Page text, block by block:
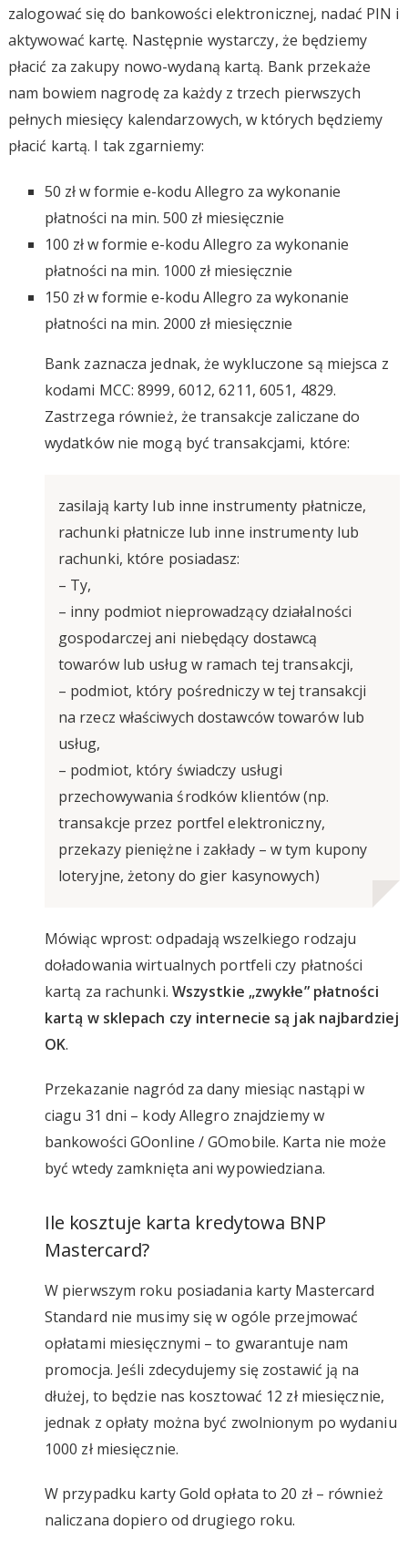
zalogować się do bankowości elektronicznej, nadać PIN i
aktywować kartę. Następnie wystarczy, że będziemy
płacić za zakupy nowo-wydaną kartą. Bank przekaże
nam bowiem nagrodę za każdy z trzech pierwszych
pełnych miesięcy kalendarzowych, w których będziemy
płacić kartą. I tak zgarniemy:
50 zł w formie e-kodu Allegro za wykonanie
płatności na min. 500 zł miesięcznie
100 zł w formie e-kodu Allegro za wykonanie
płatności na min. 1000 zł miesięcznie
150 zł w formie e-kodu Allegro za wykonanie
płatności na min. 2000 zł miesięcznie
Bank zaznacza jednak, że wykluczone są miejsca z
kodami MCC: 8999, 6012, 6211, 6051, 4829.
Zastrzega również, że transakcje zaliczane do
wydatków nie mogą być transakcjami, które:
zasilają karty lub inne instrumenty płatnicze,
rachunki płatnicze lub inne instrumenty lub
rachunki, które posiadasz:
– Ty,
– inny podmiot nieprowadzący działalności
gospodarczej ani niebędący dostawcą
towarów lub usług w ramach tej transakcji,
– podmiot, który pośredniczy w tej transakcji
na rzecz właściwych dostawców towarów lub
usług,
– podmiot, który świadczy usługi
przechowywania środków klientów (np.
transakcje przez portfel elektroniczny,
przekazy pieniężne i zakłady – w tym kupony
loteryjne, żetony do gier kasynowych)
Mówiąc wprost: odpadają wszelkiego rodzaju
doładowania wirtualnych portfeli czy płatności
kartą za rachunki. Wszystkie „zwykłe” płatności
kartą w sklepach czy internecie są jak najbardziej
OK.
Przekazanie nagród za dany miesiąc nastąpi w
ciagu 31 dni – kody Allegro znajdziemy w
bankowości GOonline / GOmobile. Karta nie może
być wtedy zamknięta ani wypowiedziana.
Ile kosztuje karta kredytowa BNP
Mastercard?
W pierwszym roku posiadania karty Mastercard
Standard nie musimy się w ogóle przejmować
opłatami miesięcznymi – to gwarantuje nam
promocja. Jeśli zdecydujemy się zostawić ją na
dłużej, to będzie nas kosztować 12 zł miesięcznie,
jednak z opłaty można być zwolnionym po wydaniu
1000 zł miesięcznie.
W przypadku karty Gold opłata to 20 zł – również
naliczana dopiero od drugiego roku.